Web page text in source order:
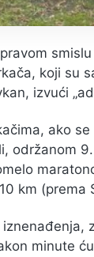
koji su
izvući
ako
održanom
km (prema
minute